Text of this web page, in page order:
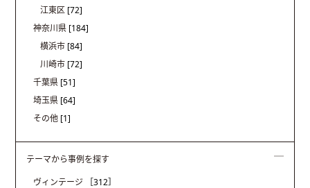
江東区 [72]
神奈川県 [184]
横浜市 [84]
川崎市 [72]
千葉県 [51]
埼玉県 [64]
その他 [1]
テーマから事例を探す
ヴィンテージ
［312］